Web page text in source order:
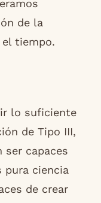
de la
tiempo.
lo suficiente
de Tipo III,
ser capaces
pura ciencia
de crear